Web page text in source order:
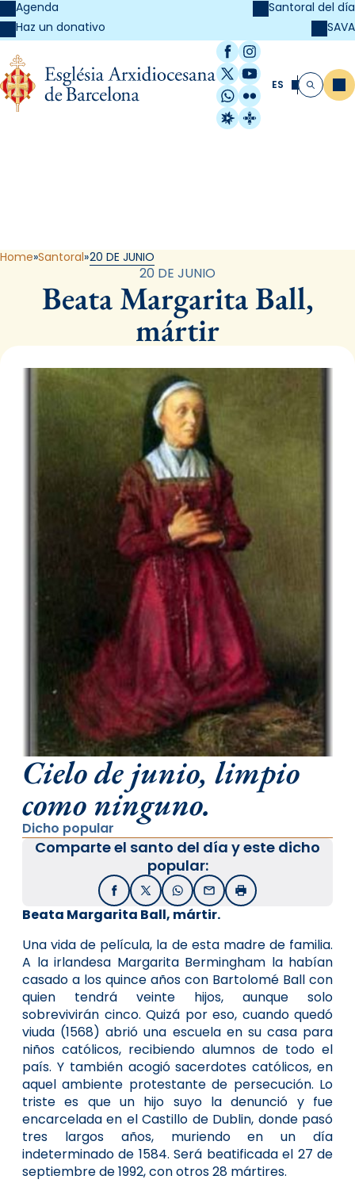
Agenda
Haz un donativo
Santoral del día
SAVA
Facebook
Instagram
X / Twitter
YouTube
WhatsApp
Flickr
Radio Estel
Catalunya
ES Buscar
Home Santoral 20 DE JUNIO
20 DE JUNIO
Beata Margarita Ball,
mártir
Cielo de junio, limpio
como ninguno.
Dicho popular
Comparte el santo del día y este dicho
popular:
FacebookX / TwitterWhatsApp
EmailImprimir
Beata Margarita Ball, mártir.
Una vida de película, la de esta madre de familia.
A la irlandesa Margarita Bermingham la habían
casado a los quince años con Bartolomé Ball con
quien tendrá veinte hijos, aunque solo
sobrevivirán cinco. Quizá por eso, cuando quedó
viuda (1568) abrió una escuela en su casa para
niños católicos, recibiendo alumnos de todo el
país. Y también acogió sacerdotes católicos, en
aquel ambiente protestante de persecución. Lo
triste es que un hijo suyo la denunció y fue
encarcelada en el Castillo de Dublin, donde pasó
tres largos años, muriendo en un día
indeterminado de 1584. Será beatificada el 27 de
septiembre de 1992, con otros 28 mártires.